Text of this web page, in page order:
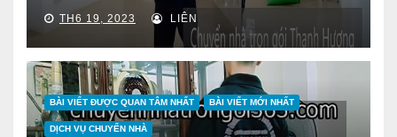
TH6 19, 2023 LIÊN
BÀI VIẾT ĐƯỢC QUAN TÂM NHẤT BÀI VIẾT MỚI NHẤT
DỊCH VỤ CHUYỂN NHÀ